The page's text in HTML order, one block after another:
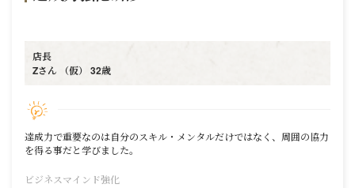
店長
Zさん （仮） 32歳
達成力で重要なのは自分のスキル・メンタルだけではなく、周囲の協力
を得る事だと学びました。
ビジネスマインド強化